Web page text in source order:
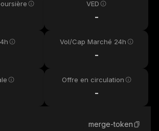
VED
-
Vol/Cap Marché 24h
-
Offre en circulation
-
merge-token